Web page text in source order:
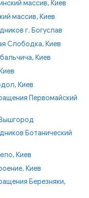
массив, Киев
массив, Киев
г. Богуслав
Слободка, Киев
Киев
Киев
Первомайский
Ботанический
Киев
Киев
Березняки,